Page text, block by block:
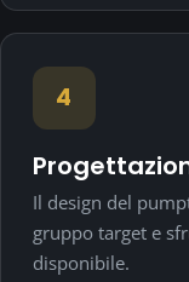
4
Il design del
gruppo target e
disponibile.